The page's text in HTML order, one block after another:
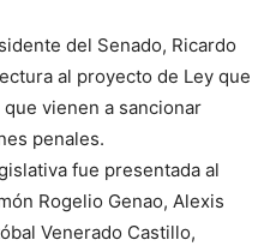
del Senado, Ricardo
al proyecto de Ley que
vienen a sancionar
penales.
fue presentada al
Rogelio Genao, Alexis
Venerado Castillo,